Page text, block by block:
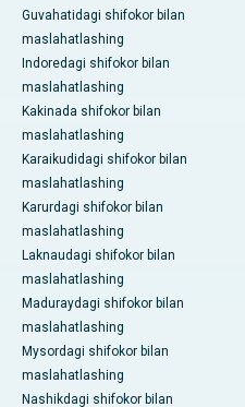
Guvahatidagi shifokor bilan
maslahatlashing
Indoredagi shifokor bilan
maslahatlashing
Kakinada shifokor bilan
maslahatlashing
Karaikudidagi shifokor bilan
maslahatlashing
Karurdagi shifokor bilan
maslahatlashing
Laknaudagi shifokor bilan
maslahatlashing
Maduraydagi shifokor bilan
maslahatlashing
Mysordagi shifokor bilan
maslahatlashing
Nashikdagi shifokor bilan